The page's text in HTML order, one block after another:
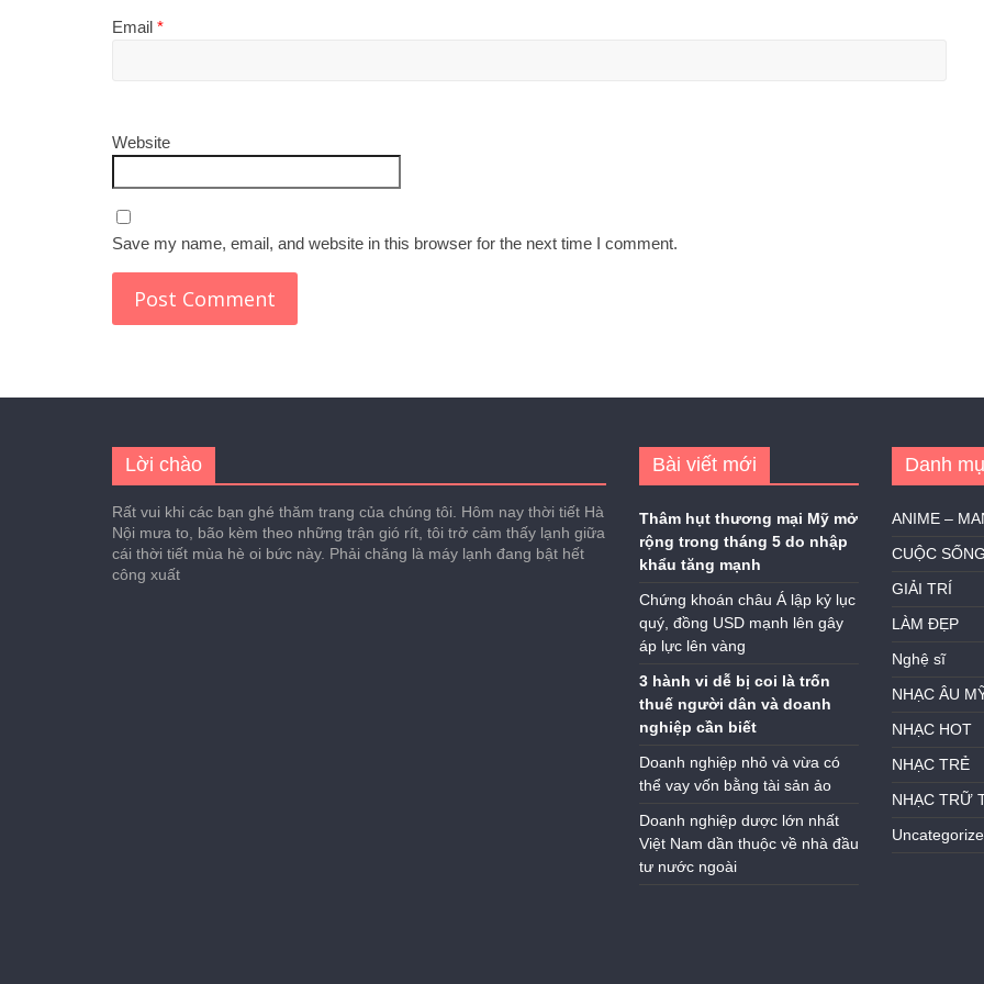
Email *
Website
Save my name, email, and website in this browser for the next time I comment.
Lời chào
Rất vui khi các bạn ghé thăm trang của chúng tôi. Hôm nay thời tiết Hà
Nội mưa to, bão kèm theo những trận gió rít, tôi trở cảm thấy lạnh giữa
cái thời tiết mùa hè oi bức này. Phải chăng là máy lạnh đang bật hết
công xuất
Bài viết mới
Thâm hụt thương mại Mỹ mở
rộng trong tháng 5 do nhập
khẩu tăng mạnh
Chứng khoán châu Á lập kỷ lục
quý, đồng USD mạnh lên gây
áp lực lên vàng
3 hành vi dễ bị coi là trốn
thuế người dân và doanh
nghiệp cần biết
Doanh nghiệp nhỏ và vừa có
thể vay vốn bằng tài sản ảo
Doanh nghiệp dược lớn nhất
Việt Nam dần thuộc về nhà đầu
tư nước ngoài
Danh
ANIME –
CUỘC
GIẢI TRÍ
LÀM ĐẸP
Nghệ sĩ
NHẠC ÂU
NHẠC HOT
NHẠC TRẺ
NHẠC TRỮ